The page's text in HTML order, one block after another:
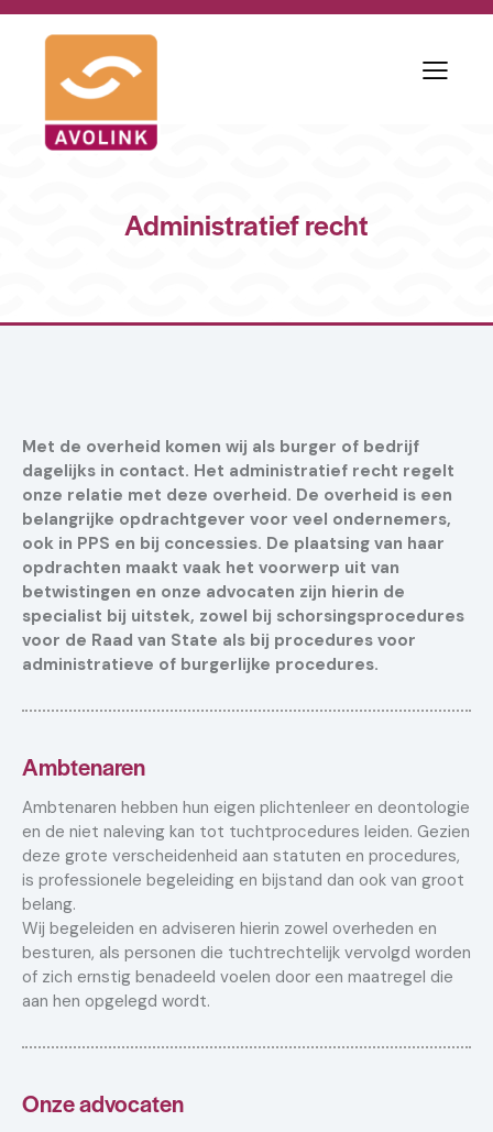
Administratief recht
Met de overheid komen wij als burger of bedrijf
dagelijks in contact. Het administratief recht regelt
onze relatie met deze overheid. De overheid is een
belangrijke opdrachtgever voor veel ondernemers,
ook in PPS en bij concessies. De plaatsing van haar
opdrachten maakt vaak het voorwerp uit van
betwistingen en onze advocaten zijn hierin de
specialist bij uitstek, zowel bij schorsingsprocedures
voor de Raad van State als bij procedures voor
administratieve of burgerlijke procedures.
Ambtenaren
Ambtenaren hebben hun eigen plichtenleer en deontologie
en de niet naleving kan tot tuchtprocedures leiden. Gezien
deze grote verscheidenheid aan statuten en procedures,
is professionele begeleiding en bijstand dan ook van groot
belang.
Wij begeleiden en adviseren hierin zowel overheden en
besturen, als personen die tuchtrechtelijk vervolgd worden
of zich ernstig benadeeld voelen door een maatregel die
aan hen opgelegd wordt.
Onze advocaten